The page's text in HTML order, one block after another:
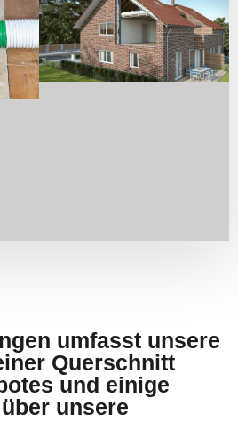
umfasst unsere
Querschnitt
und einige
unsere